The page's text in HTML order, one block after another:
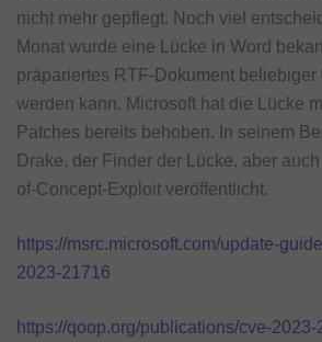
nicht mehr gepflegt. Noch viel
Monat wurde eine Lücke in Word
präpariertes RTF-Dokument beliebiger
werden kann. Microsoft hat die Lücke
Patches bereits behoben. In seinem
Drake, der Finder der Lücke, aber
of-Concept-Exploit veröffentlicht.
https://msrc.microsoft.com/update-
2023-21716
https://qoop.org/publications/cve-2023-